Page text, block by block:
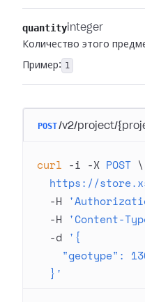
quantity integer
Количество этого
Пример: 1
POST/v2/project/
curl -i -X POST \
https://
  -H
  -H
'Content-
  -d
'{
"geotype":
  }'